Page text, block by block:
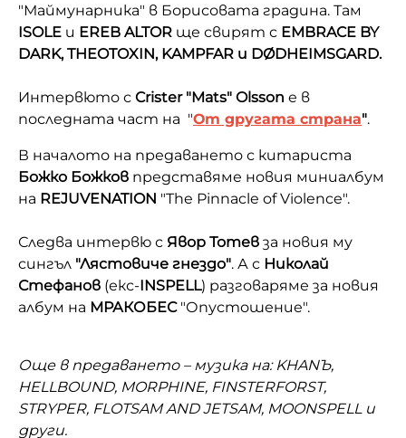
"Маймунарника" в Борисовата градина. Там
ISOLE и EREB ALTOR ще свирят с EMBRACE BY
DARK, THEOTOXIN, KAMPFAR и DØDHEIMSGARD.
Интервюто с Crister "Mats" Olsson е в
последната част на "От другата страна".
В началото на предаването с китариста
Божко Божков представяме новия миниалбум
на REJUVENATION "The Pinnacle of Violence".
Следва интервю с Явор Тотев за новия му
сингъл "Лястовиче гнездо". А с Николай
Стефанов (екс-INSPELL) разговаряме за новия
албум на МРАКОБЕС"Опустошение".
Още в предаването – музика на: KHANЪ,
HELLBOUND, MORPHINE, FINSTERFORST,
STRYPER, FLOTSAM AND JETSAM, MOONSPELL и
други.